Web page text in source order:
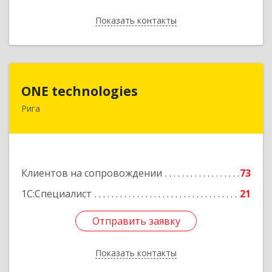
Показать контакты
Назад
ONE technologies
Рига
Клиентов на сопровождении
73
1С:Специалист
21
Отправить заявку
Показать контакты
Отправить заявку
Назад